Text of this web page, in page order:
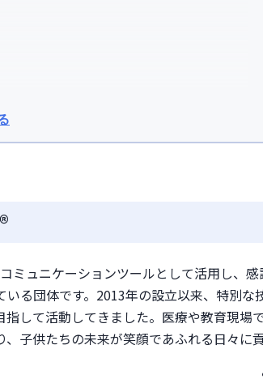
ミュニケーションツールとして活用し、感
る団体です。2013年の設立以来、特別な
して活動してきました。医療や教育現場
子供たちの未来が笑顔であふれる日々に